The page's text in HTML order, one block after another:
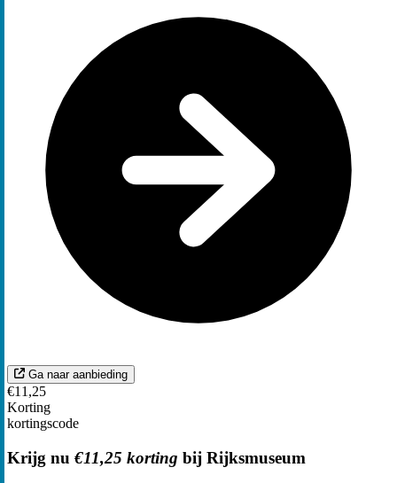
Ga naar aanbieding
€11,25
Korting
kortingscode
Krijg nu €11,25 korting bij Rijksmuseum